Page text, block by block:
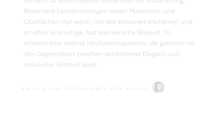
Besondere Lichtstimmungen lassen Materialien und
Oberflächen mal weich, mal klar konturiert erscheinen und
schaffen eine ruhige, fast träumerische Bildwelt. So
entsteht eine zeitlose Hochzeitsinspiration, die gekonnt mit
den Gegensätzen zwischen kontrollierter Eleganz und
natürlicher Wildheit spielt.
AM 29.6.2026 GESCHRIEBEN VON MYRTHE